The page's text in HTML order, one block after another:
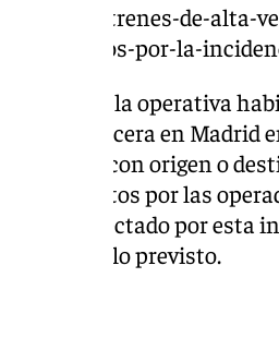
unos-19-trenes-de-alta-
cancelados-por-la-
de la operativa
su cabecera en
trenes con origen o
previstos por las
no está afectado por esta
según lo previsto.